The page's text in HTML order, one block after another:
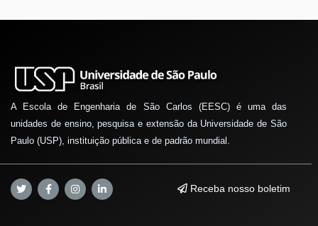
A Escola de Engenharia de São Carlos (EESC) é uma das
unidades de ensino, pesquisa e extensão da Universidade de São
Paulo (USP), instituição pública e de padrão mundial.
Receba nosso boletim